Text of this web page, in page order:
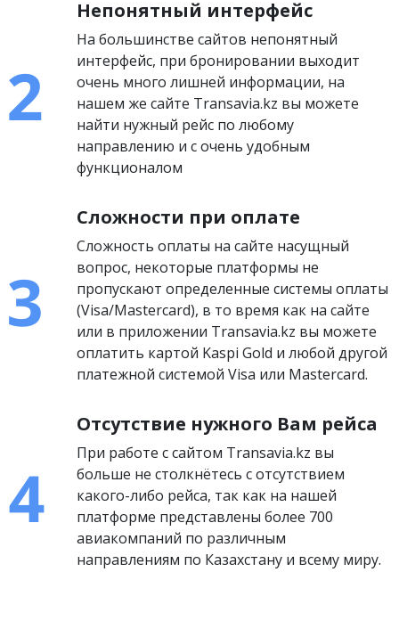
Непонятный интерфейс
На большинстве сайтов непонятный
интерфейс, при бронировании выходит
очень много лишней информации, на
нашем же сайте Transavia.kz вы можете
найти нужный рейс по любому
направлению и с очень удобным
функционалом
Сложности при оплате
Сложность оплаты на сайте насущный
вопрос, некоторые платформы не
пропускают определенные системы оплаты
(Visa/Mastercard), в то время как на сайте
или в приложении Transavia.kz вы можете
оплатить картой Kaspi Gold и любой другой
платежной системой Visa или Mastercard.
Отсутствие нужного Вам рейса
При работе с сайтом Transavia.kz вы
больше не столкнётесь с отсутствием
какого-либо рейса, так как на нашей
платформе представлены более 700
авиакомпаний по различным
направлениям по Казахстану и всему миру.